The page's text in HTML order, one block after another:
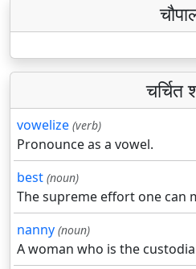
चर्चित
vowelize (verb)
Pronounce as a vowel.
best (noun)
The supreme effort one can
nanny (noun)
A woman who is the